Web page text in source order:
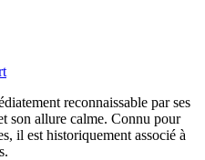
reconnaissable par ses
son allure calme. Connu pour
il est historiquement associé à